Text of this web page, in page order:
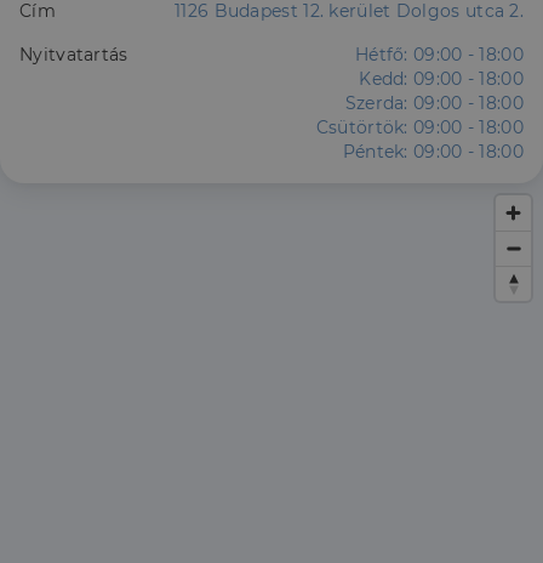
Cím
1126 Budapest 12. kerület Dolgos utca 2.
Nyitvatartás
Hétfő: 09:00 - 18:00
Kedd: 09:00 - 18:00
Szerda: 09:00 - 18:00
Csütörtök: 09:00 - 18:00
Péntek: 09:00 - 18:00